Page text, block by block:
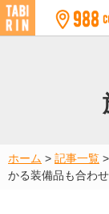
ホーム > 記事一覧 >
かる装備品も合わ